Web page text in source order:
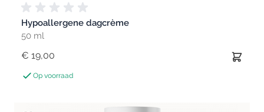
Hypoallergene dagcrème
50 ml
€ 19,00
Op voorraad